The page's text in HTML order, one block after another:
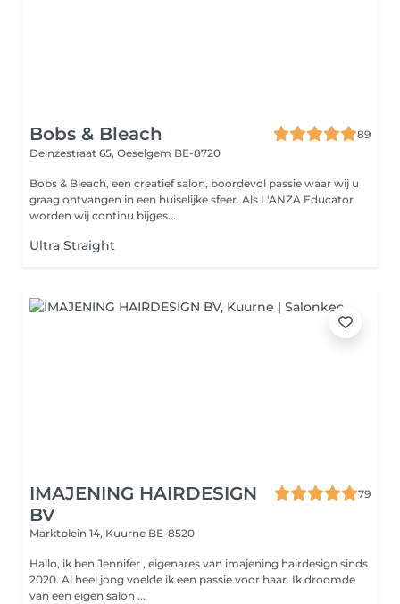
Bobs & Bleach
89
Deinzestraat 65, Oeselgem BE-8720
Bobs & Bleach, een creatief salon, boordevol passie waar wij u
graag ontvangen in een huiselijke sfeer. Als L'ANZA Educator
worden wij continu bijges...
Ultra Straight
IMAJENING HAIRDESIGN
BV
79
Marktplein 14, Kuurne BE-8520
Hallo, ik ben Jennifer , eigenares van imajening hairdesign sinds
2020. Al heel jong voelde ik een passie voor haar. Ik droomde
van een eigen salon ...